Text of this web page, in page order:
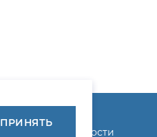
ПРИНЯТЬ